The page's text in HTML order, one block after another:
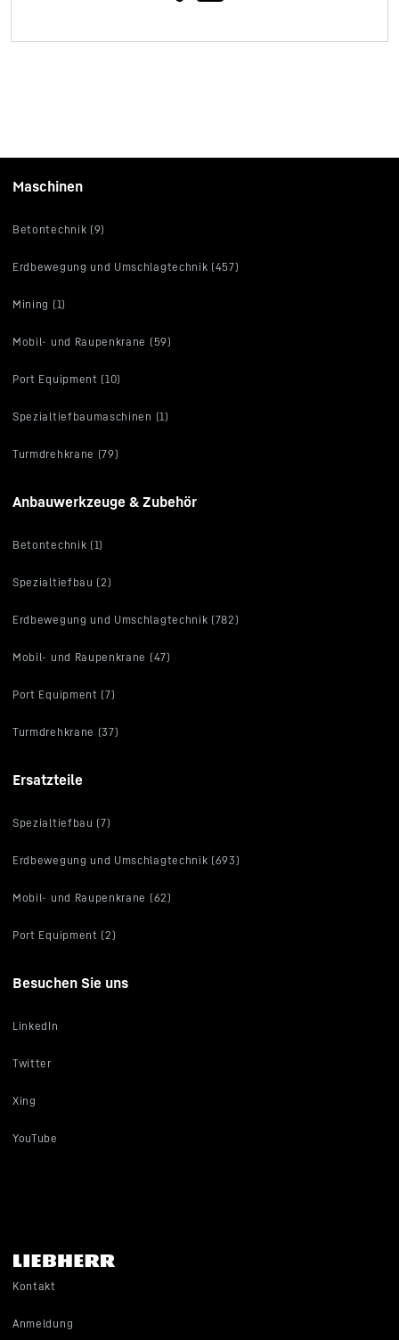
Maschinen
Betontechnik (9)
Erdbewegung und Umschlagtechnik (457)
Mining (1)
Mobil- und Raupenkrane (59)
Port Equipment (10)
Spezialtiefbaumaschinen (1)
Turmdrehkrane (79)
Anbauwerkzeuge & Zubehör
Betontechnik (1)
Spezialtiefbau (2)
Erdbewegung und Umschlagtechnik (782)
Mobil- und Raupenkrane (47)
Port Equipment (7)
Turmdrehkrane (37)
Ersatzteile
Spezialtiefbau (7)
Erdbewegung und Umschlagtechnik (693)
Mobil- und Raupenkrane (62)
Port Equipment (2)
Besuchen Sie uns
LinkedIn
Twitter
Xing
YouTube
Kontakt
Anmeldung